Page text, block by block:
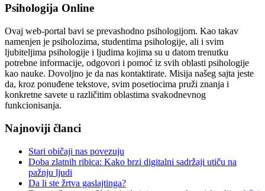
Psihologija Online
Ovaj web-portal bavi se prevashodno psihologijom. Kao takav
namenjen je psiholozima, studentima psihologije, ali i svim
ljubiteljima psihologije i ljudima kojima su u datom trenutku
potrebne informacije, odgovori i pomoć iz svih oblasti psihologije
kao nauke. Dovoljno je da nas kontaktirate. Misija našeg sajta jeste
da, kroz ponuđene tekstove, svim posetiocima pruži znanja i
konkretne savete u različitim oblastima svakodnevnog
funkcionisanja.
Najnoviji članci
Stari običaji nas povezuju
Doba zlatnih ribica: Kako brzi digitalni sadržaji utiču na
pažnju ljudi
Da li ste žrtva gaslajtinga?